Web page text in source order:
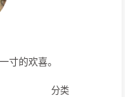
寸的欢喜。
分类